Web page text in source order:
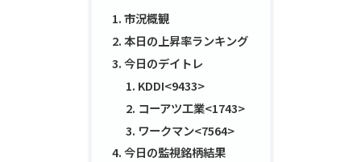
市況概観
本日の上昇率ランキング
今日のデイトレ
KDDI<9433>
コーアツ工業<1743>
ワークマン<7564>
今日の監視銘柄結果